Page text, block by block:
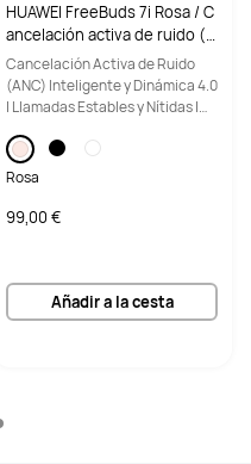
Comprar
Material
Metal Líquido a base de Circonio
Pantalla
AMOLED de 1,5 pulgadas
HUAWEI FreeBuds 7i Rosa / C
ancelación activa de ruido (A
NC) inteligente
Cancelación Activa de Ruido
(ANC) Inteligente y Dinámica 4.0
| Llamadas Estables y Nítidas |
Rosa
99,00 €
Añadir a la cesta